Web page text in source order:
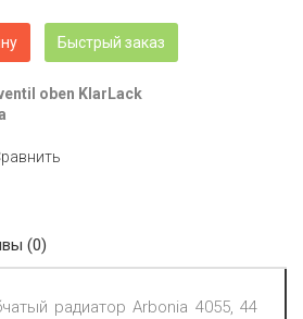
Быстрый заказ
oben KlarLack
(0)
радиатор Arbonia 4055, 44